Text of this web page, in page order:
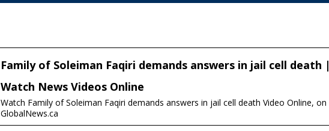
Family of Soleiman Faqiri demands answers in jail cell death |
Watch News Videos Online
Watch Family of Soleiman Faqiri demands answers in jail cell death Video Online, on
GlobalNews.ca